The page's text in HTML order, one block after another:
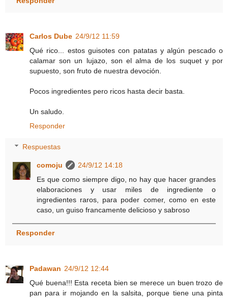
Carlos Dube 24/9/12 11:59
Qué rico... estos guisotes con patatas y algún pescado o
calamar son un lujazo, son el alma de los suquet y por
supuesto, son fruto de nuestra devoción.
Pocos ingredientes pero ricos hasta decir basta.
Un saludo.
Responder
Respuestas
comoju
24/9/12 14:18
Es que como siempre digo, no hay que hacer grandes
elaboraciones y usar miles de ingrediente o
ingredientes raros, para poder comer, como en este
caso, un guiso francamente delicioso y sabroso
Responder
Padawan 24/9/12 12:44
Qué buena!!! Esta receta bien se merece un buen trozo de
pan para ir mojando en la salsita, porque tiene una pinta